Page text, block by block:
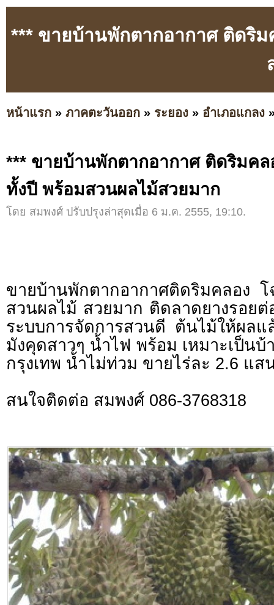
*** ขายบ้านพักตากอากาศ ติดริ
หน้าแรก » ภาคตะวันออก » ระยอง » อำเภอแกลง
*** ขายบ้านพักตากอากาศ ติดริมคล
ทั้งปี พร้อมสวนผลไม้สวยมาก
โดย สมพงศ์ ปรับปรุงล่าสุดเมื่อ 6 ม.ค. 2555, 19:10.
ขายบ้านพักตากอากาศติดริมคลอง
สวนผลไม้ สวยมาก ติดลาดยางรอย
ระบบการจัดการสวนดี ต้นไม้ให้ผลแ
มังคุดสาวๆ น้ำไฟ พร้อม เหมาะเป็นบ้
กรุงเทพ น้ำไม่ท่วม ขายไร่ละ 2.6 แส
สนใจติดต่อ สมพงศ์ 086-3768318